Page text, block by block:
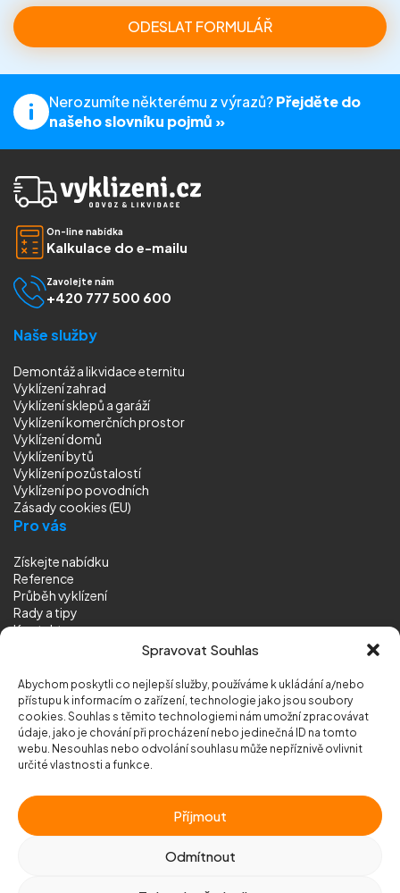
Spravovat Souhlas
Abychom poskytli co nejlepší služby, používáme k ukládání a/nebo
přístupu k informacím o zařízení, technologie jako jsou soubory
cookies. Souhlas s těmito technologiemi nám umožní zpracovávat
údaje, jako je chování při procházení nebo jedinečná ID na tomto
webu. Nesouhlas nebo odvolání souhlasu může nepříznivě ovlivnit
určité vlastnosti a funkce.
Příjmout
Odmítnout
Nerozumíte některému z výrazů?Přejděte do
našeho slovníku pojmů »
On-line nabídka
Kalkulace do e-mailu
Zavolejte nám
+420 777 500 600
Naše služby
Demontáž a likvidace eternitu
Vyklízení zahrad
Vyklízení sklepů a garáží
Vyklízení komerčních prostor
Vyklízení domů
Vyklízení bytů
Vyklízení pozůstalostí
Vyklízenípo povodních
Zásady cookies (EU)
Pro vás
Získejte nabídku
Reference
Průběh vyklízení
Rady a tipy
Kontakt
© 2026 Vyklizeni.cz (mapa stránek)
Chráněno služboureCAPTCHA